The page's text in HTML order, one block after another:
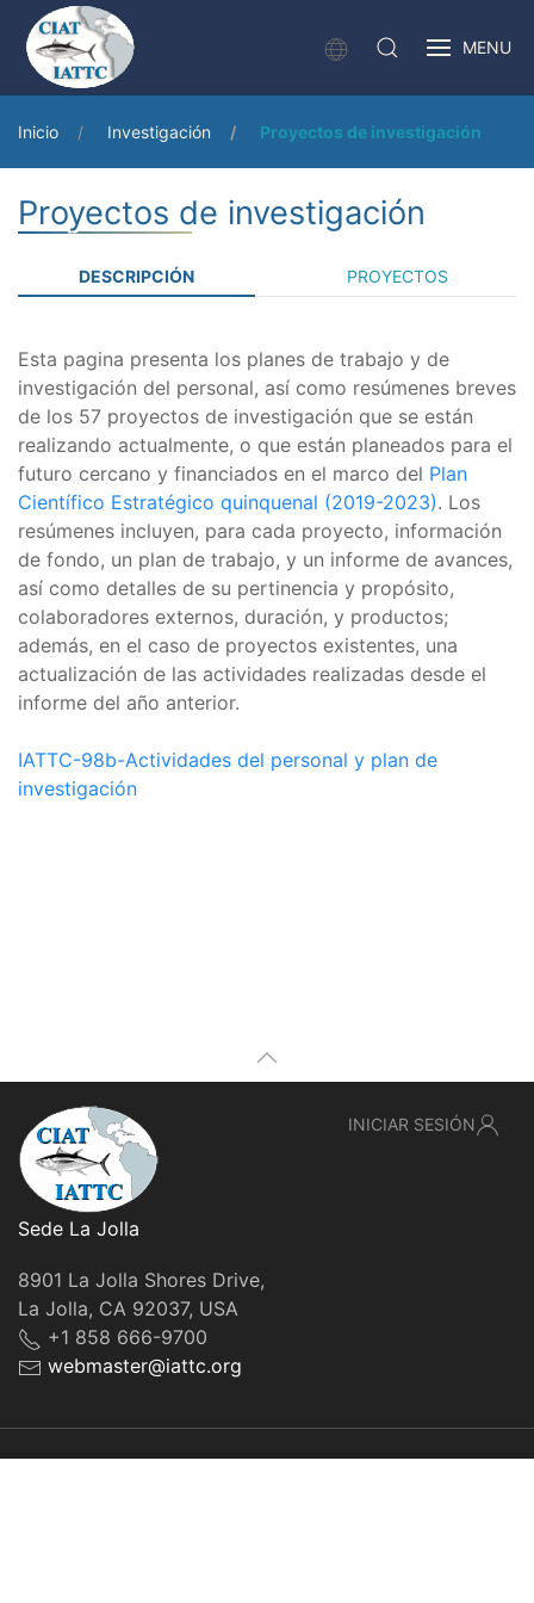
MENU
Inicio Investigación Proyectos de investigación
Proyectos de investigación
DESCRIPCIÓN PROYECTOS
Esta pagina presenta los planes de trabajo y de
investigación del personal, así como resúmenes breves
de los 57 proyectos de investigación que se están
realizando actualmente, o que están planeados para el
futuro cercano y financiados en el marco del Plan
Científico Estratégico quinquenal (2019-2023). Los
resúmenes incluyen, para cada proyecto, información
de fondo, un plan de trabajo, y un informe de avances,
así como detalles de su pertinencia y propósito,
colaboradores externos, duración, y productos;
además, en el caso de proyectos existentes, una
actualización de las actividades realizadas desde el
informe del año anterior.
IATTC-98b-Actividades del personal y plan de
investigación
Sede La Jolla
8901 La Jolla Shores Drive,
La Jolla, CA 92037, USA
+1 858 666-9700
webmaster@iattc.org
INICIAR SESIÓN
© IATTC, 2022-2026